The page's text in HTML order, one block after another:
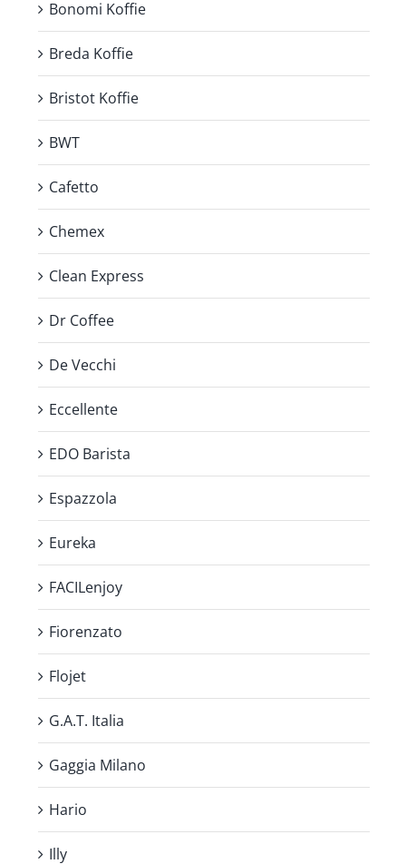
Bonomi Koffie
Breda Koffie
Bristot Koffie
BWT
Cafetto
Chemex
Clean Express
Dr Coffee
De Vecchi
Eccellente
EDO Barista
Espazzola
Eureka
FACILenjoy
Fiorenzato
Flojet
G.A.T. Italia
Gaggia Milano
Hario
Illy